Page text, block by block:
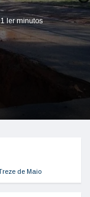
1 ler minutos
de Maio